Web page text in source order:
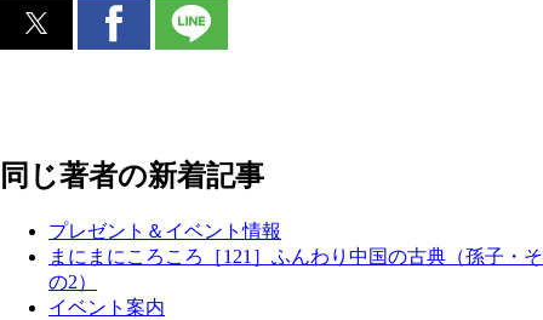
同じ著者の新着記事
プレゼント＆イベント情報
まにまにころころ［121］ふんわり中国の古典（孫子・そ
の2）
イベント案内